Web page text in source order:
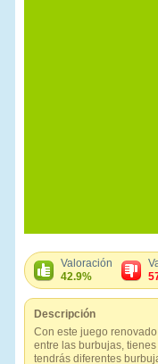
Valoración
42.9%
Descripción
Con este juego
entre las burbujas,
tendrás diferentes